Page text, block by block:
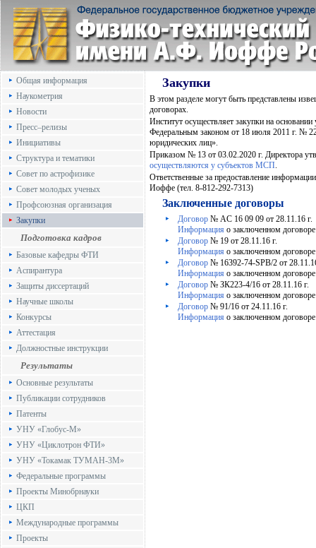
Общая информация
Наукометрия
Новости
Пресс–релизы
Инициативы
Структура и тематики
Совет по астрофизике
Совет молодых ученых
Профсоюзная организация
Закупки
Подготовка кадров
Базовые кафедры ФТИ
Аспирантура
Защиты диссертаций
Научные школы
Конкурсы
Аттестация
Должностные инструкции
Результаты
Основные результаты
Публикации сотрудников
Патенты
УНУ «Глобус-М»
УНУ «Циклотрон ФТИ»
УНУ «Токамак ТУМАН-3М»
Федеральные программы
Проекты Минобрнауки
ЦКП
Международные программы
Проекты
Закупки
В этом разделе могут быть представлены
договорах.
Институт осуществляет закупки на
Федеральным законом от 18 июля 2011 г. №
юридических лиц».
Приказом № 13 от 03.02.2020 г. Директора
осуществляются у субъектов МСП.
Ответственные за предоставление
Иоффе (тел. 8-812-292-7313)
Заключенные договоры
Договор № AC 16 09 09 от 28.11.16 г.
Информация о заключенном
Договор № 19 от 28.11.16 г.
Информация о заключенном
Договор № 16392-74-SPB/2 от
Информация о заключенном
Договор № ЗК223-4/16 от 28.11.16 г.
Информация о заключенном
Договор № 91/16 от 24.11.16 г.
Информация о заключенном